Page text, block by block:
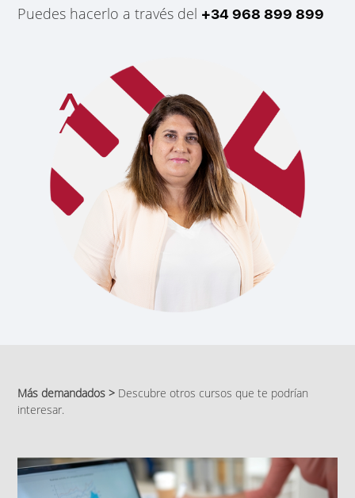
Puedes hacerlo a través del +34 968 899 899
Más demandados > Descubre otros cursos que te podrían
interesar.